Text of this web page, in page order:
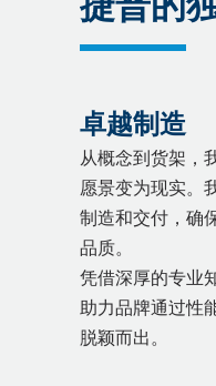
卓越制造
从概念到货架，
愿景变为现实。
制造和交付，确
品质。
凭借深厚的专业
助力品牌通过性
脱颖而出。